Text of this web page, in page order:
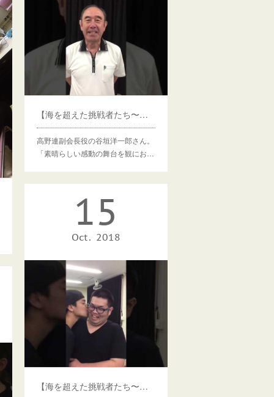
【海を超えた挑戦者たち〜出演者アピール動画（７）】
高野連副会長役の谷垣洋一郎さん。
「素晴らしい感動の舞台を観にお…
15
Oct 2018
【海を超えた挑戦者たち〜出演者アピール動画（5）】